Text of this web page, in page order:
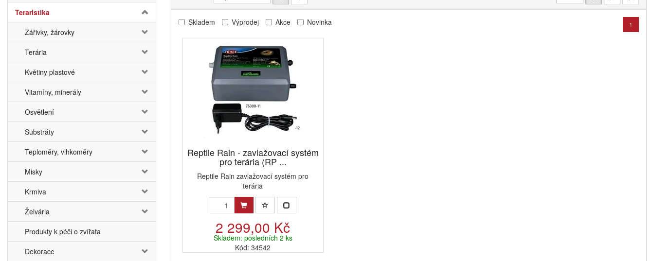
Teraristika
Zářivky, žárovky
Terária
Květiny plastové
Vitamíny, minerály
Osvětlení
Substráty
Teploměry, vlhkoměry
Misky
Krmiva
Želvária
Produkty k péči o zvířata
Dekorace
Skladem Výprodej Akce Novinka 1
Reptile Rain - zavlažovací systém
pro terária (RP ...
Reptile Rain zavlažovací systém pro
terária
2 299,00 Kč
Skladem: posledních 2 ks
Kód: 34542